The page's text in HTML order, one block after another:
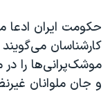
حکومت ایران ادعا
کارشناسان
موشک‌پرانی‌ها را
و جان ملوانان